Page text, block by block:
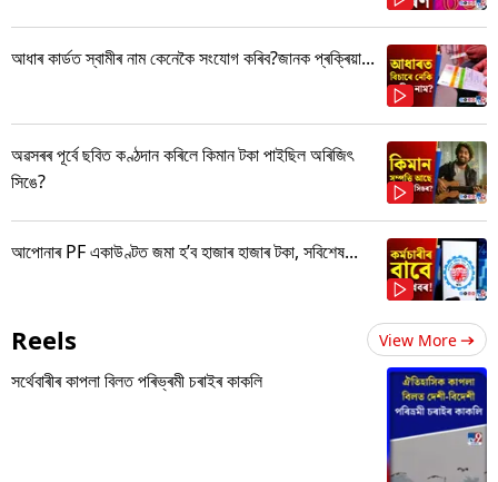
আধাৰ কাৰ্ডত স্বামীৰ নাম কেনেকৈ সংযোগ কৰিব?জানক প্ৰক্ৰিয়া...
অৱসৰৰ পূৰ্বে ছবিত কণ্ঠদান কৰিলে কিমান টকা পাইছিল অৰিজিৎ
সিঙে?
আপোনাৰ PF একাউণ্টত জমা হ’ব হাজাৰ হাজাৰ টকা, সবিশেষ...
Reels View More
সৰ্থেবাৰীৰ কাপলা বিলত পৰিভ্ৰমী চৰাইৰ কাকলি